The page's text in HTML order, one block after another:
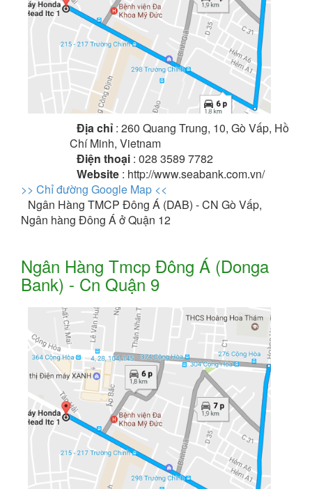
Địa chỉ : 260 Quang Trung, 10, Gò Vấp, Hồ
Chí Minh, Vietnam
Điện thoại : 028 3589 7782
Website : http://www.seabank.com.vn/
>> Chỉ đường Google Map <<
Ngân Hàng TMCP Đông Á (DAB) - CN Gò Vấp,
Ngân hàng Đông Á ở Quận 12
Ngân Hàng Tmcp Đông Á (Donga
Bank) - Cn Quận 9